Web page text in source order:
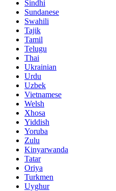
Sindhi
Sundanese
Swahili
Tajik
Tamil
Telugu
Thai
Ukrainian
Urdu
Uzbek
Vietnamese
Welsh
Xhosa
Yiddish
Yoruba
Zulu
Kinyarwanda
Tatar
Oriya
Turkmen
Uyghur